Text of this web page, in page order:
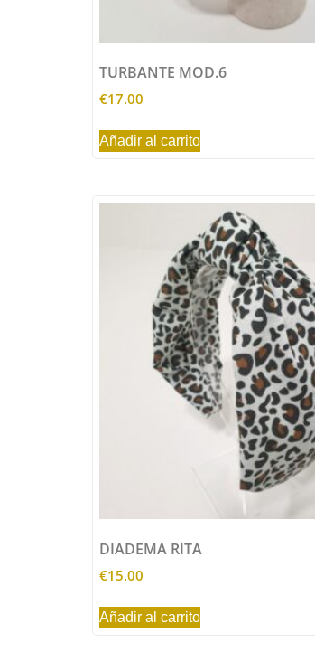
TURBANTE MOD.6
€17.00
Añadir al carrito
DIADEMA RITA
€15.00
Añadir al carrito